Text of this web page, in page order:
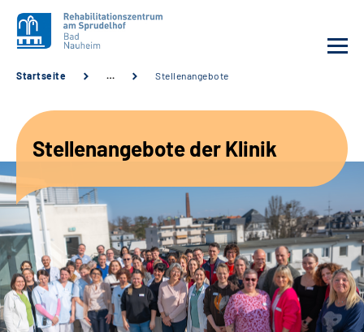
Unsere Angebote
Service
Karriere
Sozialdienste & Zuweisende
Suche
Startseite … Stellenangebote
Stellenangebote der Klinik